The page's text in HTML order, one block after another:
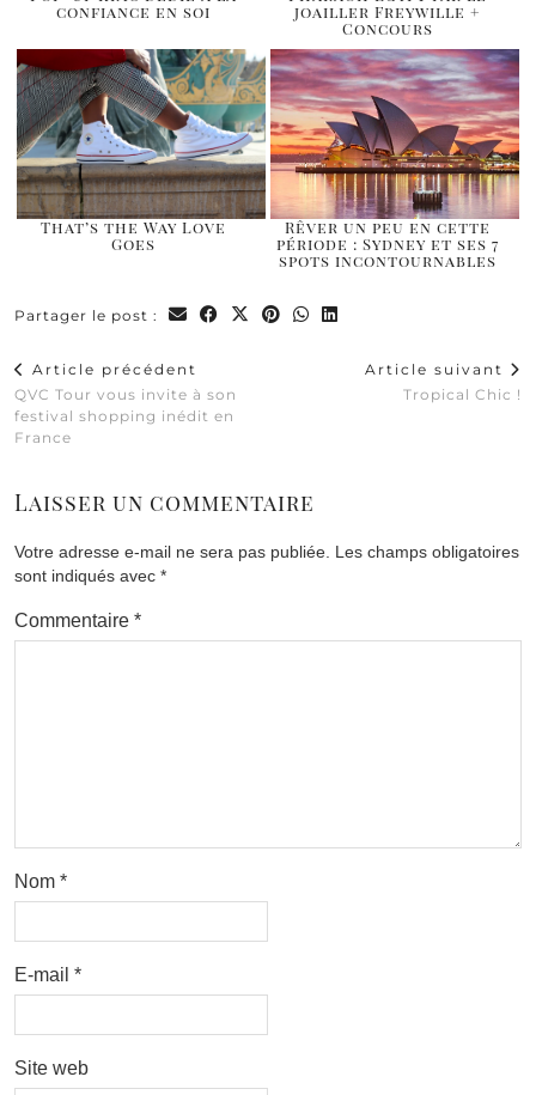
confiance en soi
joailler Freywille +
Concours
That’s the Way Love
Goes
Rêver un peu en cette
période : Sydney et ses 7
spots incontournables
Partager le post :
Article précédent
QVC Tour vous invite à son
festival shopping inédit en
France
Article suivant
Tropical Chic !
Laisser un commentaire
Votre adresse e-mail ne sera pas publiée. Les champs obligatoires
sont indiqués avec *
Commentaire *
Nom *
E-mail *
Site web